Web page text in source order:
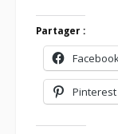
Partager :
Pinterest